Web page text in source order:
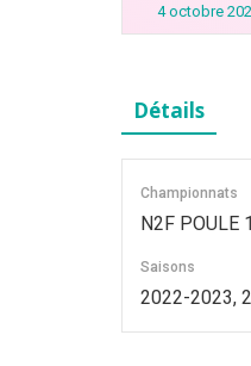
4 octobre
Détails
Championnats
N2F POULE
Saisons
2022-2023,